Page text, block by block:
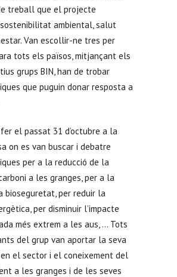
treball que el projecte
ambiental, salut
Van escollir-ne tres per
tots els països, mitjançant els
grups BIN, han de trobar
que puguin donar resposta a
el passat 31 d’octubre a la
on es van buscar i debatre
per a la reducció de la
a les granges, per a la
bioseguretat, per reduir la
per disminuir l’impacte
més extrem a les aus, … Tots
del grup van aportar la seva
el sector i el coneixement del
a les granges i de les seves